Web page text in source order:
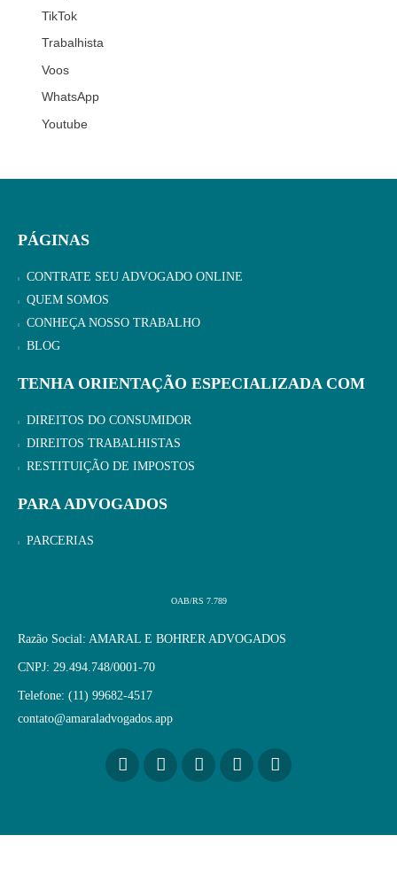
TikTok
Trabalhista
Voos
WhatsApp
Youtube
PÁGINAS
CONTRATE SEU ADVOGADO ONLINE
QUEM SOMOS
CONHEÇA NOSSO TRABALHO
BLOG
TENHA ORIENTAÇÃO ESPECIALIZADA COM
DIREITOS DO CONSUMIDOR
DIREITOS TRABALHISTAS
RESTITUIÇÃO DE IMPOSTOS
PARA ADVOGADOS
PARCERIAS
OAB/RS 7.789
Razão Social: AMARAL E BOHRER ADVOGADOS
CNPJ: 29.494.748/0001-70
Telefone: (11) 99682-4517
contato@amaraladvogados.app